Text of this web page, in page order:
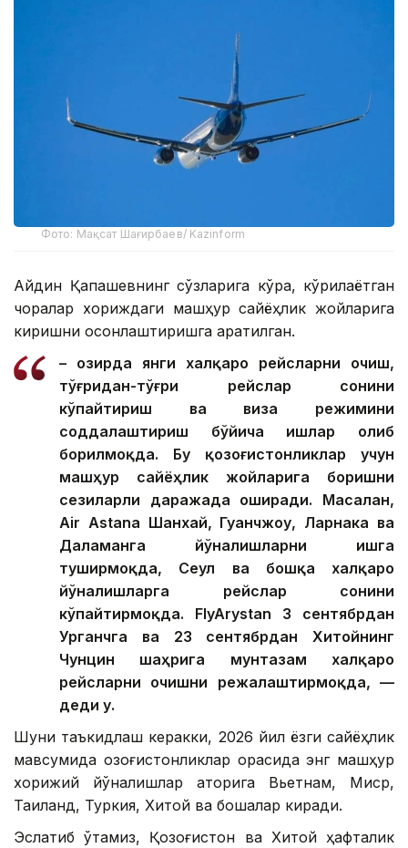
Фото: Мақсат Шағирбаев/ Kazinform
Айдин Қапашевнинг сўзларига кўра, кўрилаётган
чоралар хориждаги машҳур сайёҳлик жойларига
киришни осонлаштиришга қаратилган.
– Ҳозирда янги халқаро рейсларни очиш,
тўғридан-тўғри рейслар сонини
кўпайтириш ва виза режимини
соддалаштириш бўйича ишлар олиб
борилмоқда. Бу қозоғистонликлар учун
машҳур сайёҳлик жойларига боришни
сезиларли даражада оширади. Масалан,
Air Astana Шанхай, Гуанчжоу, Ларнака ва
Даламанга йўналишларни ишга
туширмоқда, Сеул ва бошқа халқаро
йўналишларга рейслар сонини
кўпайтирмоқда. FlyArystan 3 сентябрдан
Урганчга ва 23 сентябрдан Хитойнинг
Чунцин шаҳрига мунтазам халқаро
рейсларни очишни режалаштирмоқда, —
деди у.
Шуни таъкидлаш керакки, 2026 йил ёзги сайёҳлик
мавсумида қозоғистонликлар орасида энг машҳур
хорижий йўналишлар қаторига Вьетнам, Миср,
Таиланд, Туркия, Хитой ва бошқалар киради.
Эслатиб ўтамиз, Қозоғистон ва Хитой ҳафталик